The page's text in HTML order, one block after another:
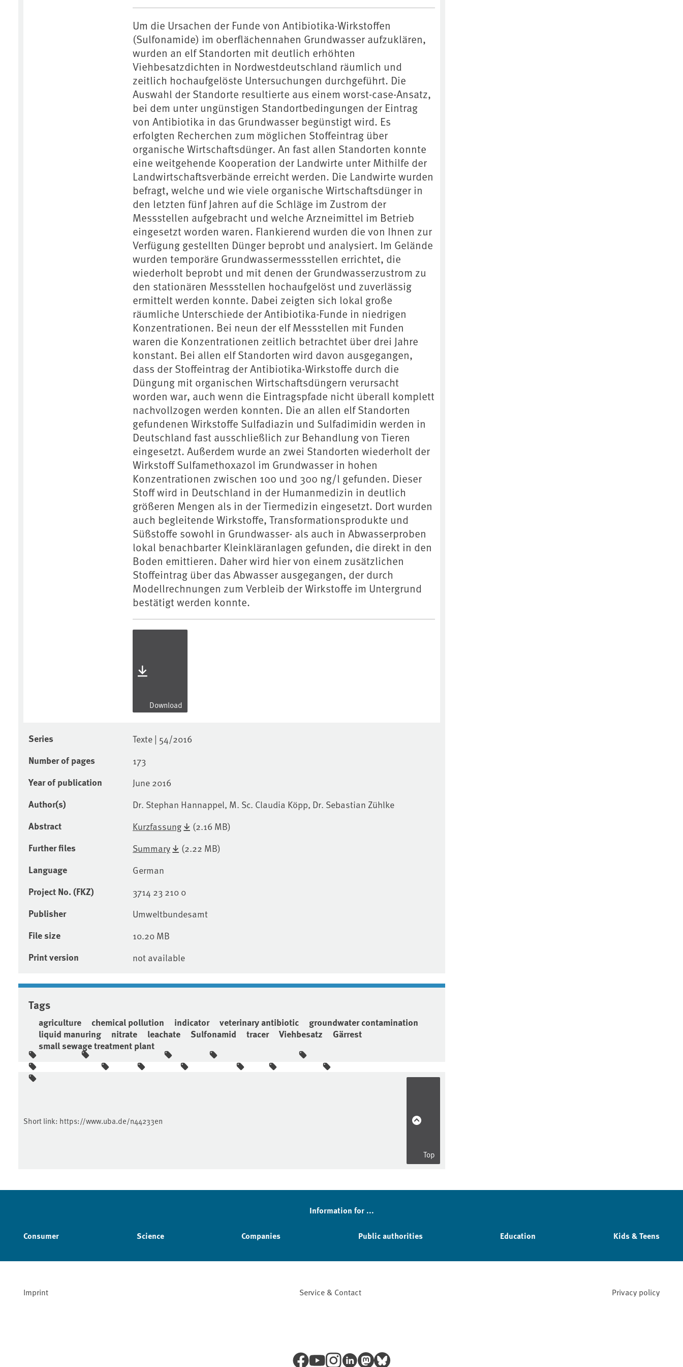
Um die Ursachen der Funde von Antibiotika-Wirkstoffen
(Sulfonamide) im oberflächennahen Grundwasser aufzuklären,
wurden an elf Standorten mit deutlich erhöhten
Viehbesatzdichten in Nordwestdeutschland räumlich und
zeitlich hochaufgelöste Untersuchungen durchgeführt. Die
Auswahl der Standorte resultierte aus einem worst-case-Ansatz,
bei dem unter ungünstigen Standortbedingungen der Eintrag
von Antibiotika in das Grundwasser begünstigt wird. Es
erfolgten Recherchen zum möglichen Stoffeintrag über
organische Wirtschaftsdünger. An fast allen Standorten konnte
eine weitgehende Kooperation der Landwirte unter Mithilfe der
Landwirtschaftsverbände erreicht werden. Die Landwirte wurden
befragt, welche und wie viele organische Wirtschaftsdünger in
den letzten fünf Jahren auf die Schläge im Zustrom der
Messstellen aufgebracht und welche Arzneimittel im Betrieb
eingesetzt worden waren. Flankierend wurden die von Ihnen zur
Verfügung gestellten Dünger beprobt und analysiert. Im Gelände
wurden temporäre Grundwassermessstellen errichtet, die
wiederholt beprobt und mit denen der Grundwasserzustrom zu
den stationären Messstellen hochaufgelöst und zuverlässig
ermittelt werden konnte. Dabei zeigten sich lokal große
räumliche Unterschiede der Antibiotika-Funde in niedrigen
Konzentrationen. Bei neun der elf Messstellen mit Funden
waren die Konzentrationen zeitlich betrachtet über drei Jahre
konstant. Bei allen elf Standorten wird davon ausgegangen,
dass der Stoffeintrag der Antibiotika-Wirkstoffe durch die
Düngung mit organischen Wirtschaftsdüngern verursacht
worden war, auch wenn die Eintragspfade nicht überall komplett
nachvollzogen werden konnten. Die an allen elf Standorten
gefundenen Wirkstoffe Sulfadiazin und Sulfadimidin werden in
Deutschland fast ausschließlich zur Behandlung von Tieren
eingesetzt. Außerdem wurde an zwei Standorten wiederholt der
Wirkstoff Sulfamethoxazol im Grundwasser in hohen
Konzentrationen zwischen 100 und 300 ng/l gefunden. Dieser
Stoff wird in Deutschland in der Humanmedizin in deutlich
größeren Mengen als in der Tiermedizin eingesetzt. Dort wurden
auch begleitende Wirkstoffe, Transformationsprodukte und
Süßstoffe sowohl in Grundwasser- als auch in Abwasserproben
lokal benachbarter Kleinkläranlagen gefunden, die direkt in den
Boden emittieren. Daher wird hier von einem zusätzlichen
Stoffeintrag über das Abwasser ausgegangen, der durch
Modellrechnungen zum Verbleib der Wirkstoffe im Untergrund
bestätigt werden konnte.
Download
Series Texte | 54/2016
Number of pages 173
Year of publication June 2016
Author(s) Dr. Stephan Hannappel, M. Sc. Claudia Köpp, Dr. Sebastian Zühlke
Abstract Kurzfassung (2.16 MB)
Further files Summary (2.22 MB)
Language German
Project No. (FKZ) 3714 23 210 0
Publisher Umweltbundesamt
File size 10.20 MB
Print version not available
Tags
agriculture chemical pollution indicator veterinary antibiotic
groundwater contamination
liquid manuring
nitrate leachate Sulfonamid tracer Viehbesatz
Gärrest
small sewage treatment plant
Short link: https://www.uba.de/n44233en
Top
Information for ...
Consumer Science Companies Public authorities Education Kids & Teens
Imprint Service & Contact Privacy policy